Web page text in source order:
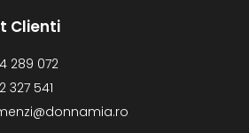
Clienti
289 072
327 541